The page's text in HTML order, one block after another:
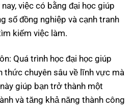
việc có bằng đại học giúp
số đồng nghiệp và cạnh tranh
kiếm việc làm.
Quá trình học đại học giúp
thức chuyên sâu về lĩnh vực mà
giúp bạn trở thành một
và tăng khả năng thành công